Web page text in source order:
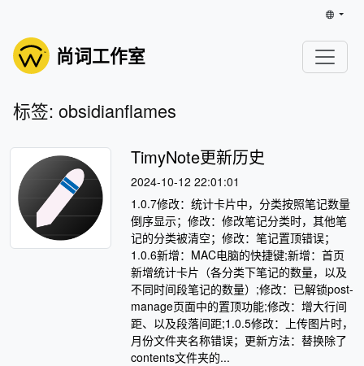
尚词工作室
标签: obsidianflames
TimyNote更新历史
2024-10-12 22:01:01
1.0.7修改：统计卡片中，分类按照笔记数量
倒序显示；修改：修改笔记分类时，其他笔
记的分类被清空；修改：笔记置顶错误；
1.0.6新增：MAC电脑的快捷键;新增：首页
新增统计卡片（各分类下笔记的数量，以及
不同时间段笔记的数量）;修改：已解锁post-
manage页面中的置顶功能;修改：增大行间
距、以及段落间距;1.0.5修改：上传图片时，
月份文件夹名称错误；更新方法：替换除了
contents文件夹的...